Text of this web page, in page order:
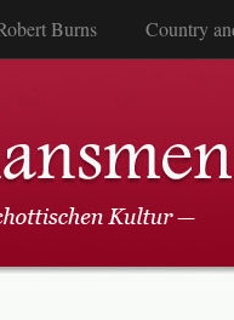
Burns Country